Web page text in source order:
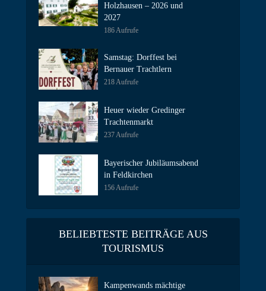
Holzhausen – 2026 und
2027
186 Aufrufe
Samstag: Dorffest bei
Bernauer Trachtlern
218 Aufrufe
Heuer wieder Gredinger
Trachtenmarkt
237 Aufrufe
Bayerischer Jubiläumsabend
in Feldkirchen
156 Aufrufe
BELIEBTESTE BEITRÄGE AUS
TOURISMUS
Kampenwands mächtige